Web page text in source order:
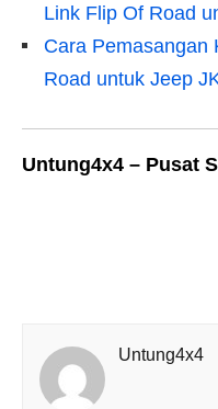
Link Flip Of Road
Cara Pemasangan
Road untuk Jeep
Untung4x4 – Pusat
Untung4x4